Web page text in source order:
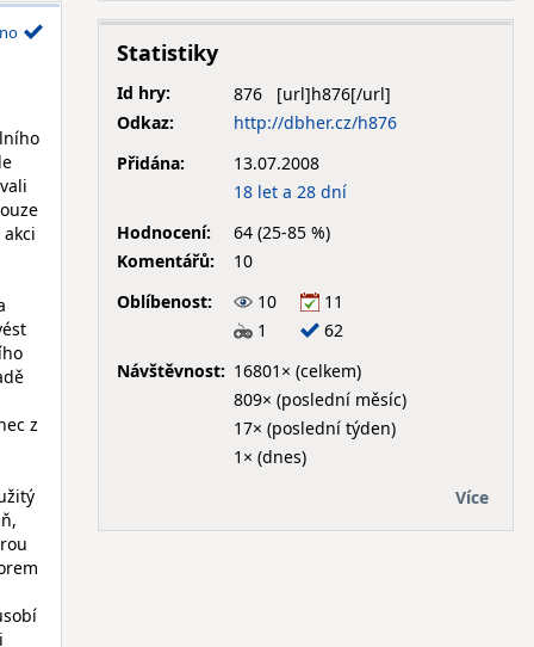
z
Statistiky
Id hry:
876
Odkaz:
http://dbher.cz/h876
Přidána:
13.07.2008
18 let a 28 dní
Hodnocení:
64 (25-85 %)
Komentářů:
10
Oblíbenost:
10
11
1
62
Návštěvnost: 16801× (celkem)
809× (poslední měsíc)
17× (poslední týden)
1× (dnes)
Více